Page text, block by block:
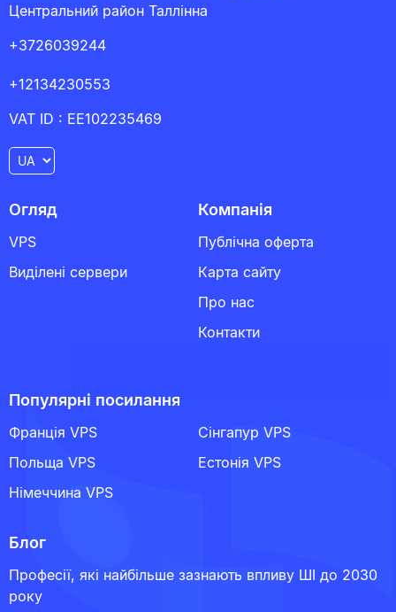
Центральний район Таллінна
+3726039244
+12134230553
VAT ID : EE102235469
Огляд
VPS
Виділені сервери
Компанія
Публічна оферта
Карта сайту
Про нас
Контакти
Популярні посилання
Франція VPS
Сінгапур VPS
Польща VPS
Естонія VPS
Німеччина VPS
Блог
Професії, які найбільше зазнають впливу ШІ до 2030
року